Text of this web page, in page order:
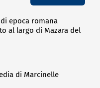
epoca romana
al largo di Mazara del
di Marcinelle